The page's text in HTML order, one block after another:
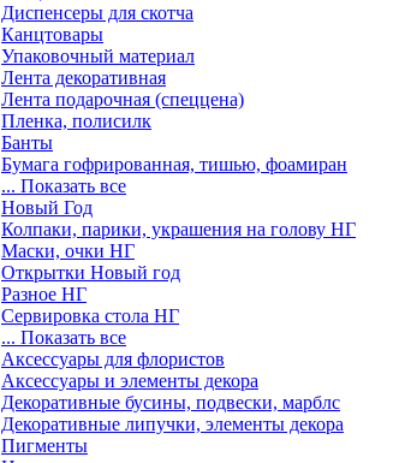
Диспенсеры для скотча
Канцтовары
Упаковочный материал
Лента декоративная
Лента подарочная (спеццена)
Пленка, полисилк
Банты
Бумага гофрированная, тишью, фоамиран
... Показать все
Новый Год
Колпаки, парики, украшения на голову НГ
Маски, очки НГ
Открытки Новый год
Разное НГ
Сервировка стола НГ
... Показать все
Аксессуары для флористов
Аксессуары и элементы декора
Декоративные бусины, подвески, марблс
Декоративные липучки, элементы декора
Пигменты